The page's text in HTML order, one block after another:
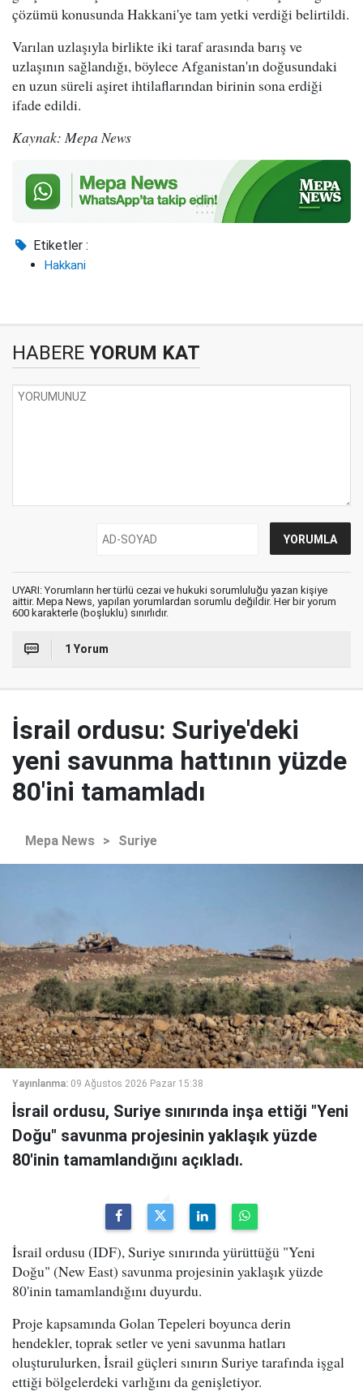
çözümü konusunda Hakkani'ye tam yetki verdiği belirtildi.
Varılan uzlaşıyla birlikte iki taraf arasında barış ve
uzlaşının sağlandığı, böylece Afganistan'ın doğusundaki
en uzun süreli aşiret ihtilaflarından birinin sona erdiği
ifade edildi.
Kaynak: Mepa News
Etiketler :
Hakkani
HABERE YORUM KAT
UYARI: Yorumların her türlü cezai ve hukuki sorumluluğu yazan kişiye
aittir. Mepa News, yapılan yorumlardan sorumlu değildir. Her bir yorum
600 karakterle (boşluklu) sınırlıdır.
1 Yorum
İsrail ordusu: Suriye'deki
yeni savunma hattının yüzde
80'ini tamamladı
Mepa News > Suriye
Yayınlanma: 09 Ağustos 2026 Pazar 15:38
İsrail ordusu, Suriye sınırında inşa ettiği "Yeni
Doğu" savunma projesinin yaklaşık yüzde
80'inin tamamlandığını açıkladı.
İsrail ordusu (IDF), Suriye sınırında yürüttüğü "Yeni
Doğu" (New East) savunma projesinin yaklaşık yüzde
80'inin tamamlandığını duyurdu.
Proje kapsamında Golan Tepeleri boyunca derin
hendekler, toprak setler ve yeni savunma hatları
oluşturulurken, İsrail güçleri sınırın Suriye tarafında işgal
ettiği bölgelerdeki varlığını da genişletiyor.